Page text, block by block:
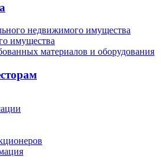
недвижимого имущества
имущества
материалов и оборудования